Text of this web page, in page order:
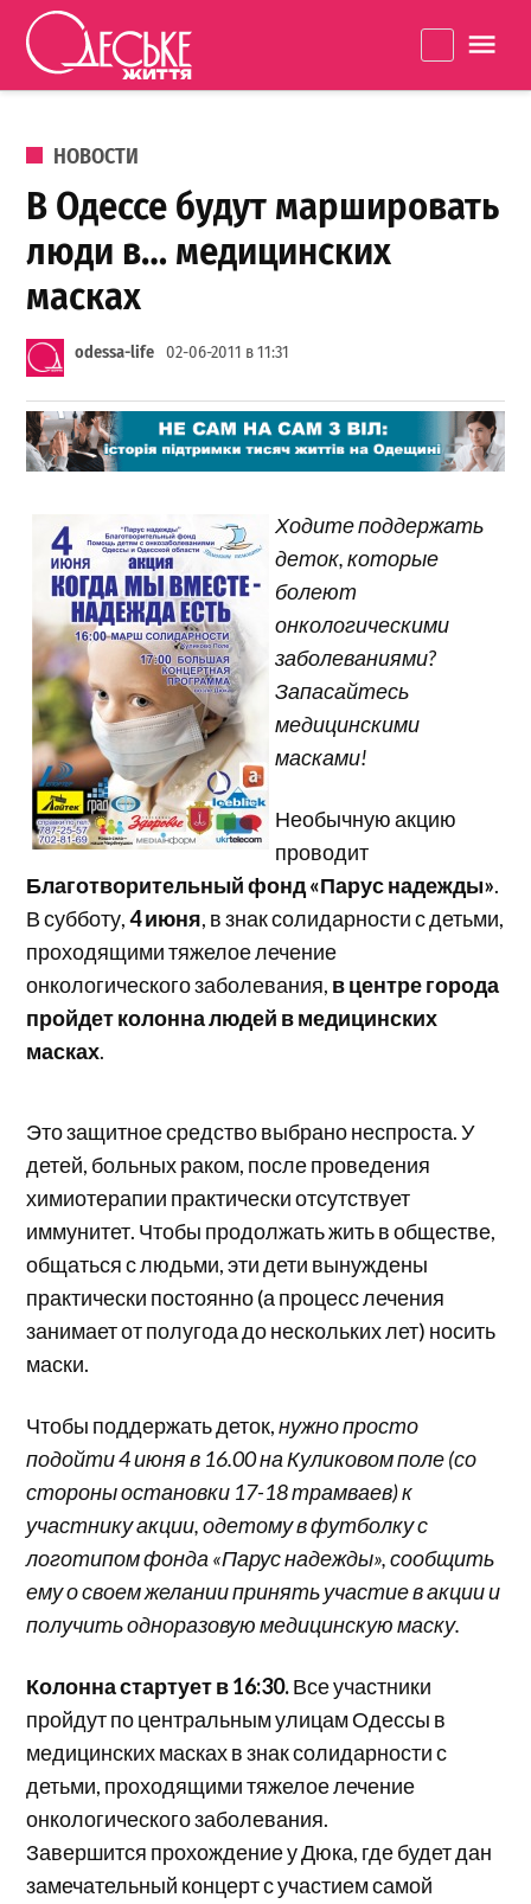
Перейти к содержанию
життя
ОПУБЛИКОВАНО В
НОВОСТИ
В Одессе будут маршировать
люди в… медицинских
масках
odessa-life 02-06-2011 в 11:31
Ходите поддержать
деток, которые
болеют
онкологическими
заболеваниями?
Запасайтесь
медицинскими
масками!
Необычную акцию
проводит
Благотворительный фонд «Парус надежды».
В субботу,4 июня, в знак солидарности с детьми,
проходящими тяжелое лечение
онкологического заболевания, в центре города
пройдет колонна людей в медицинских
масках.
Это защитное средство выбрано неспроста. У
детей, больных раком, после проведения
химиотерапии практически отсутствует
иммунитет. Чтобы продолжать жить в обществе,
общаться с людьми, эти дети вынуждены
практически постоянно (а процесс лечения
занимает от полугода до нескольких лет) носить
маски.
Чтобы поддержать деток,нужно просто
подойти 4 июня в 16.00 на Куликовом поле (со
стороны остановки 17-18 трамваев) к
участнику акции, одетому в футболку с
логотипом фонда «Парус надежды», сообщить
ему о своем желании принять участие в акции и
получить одноразовую медицинскую маску.
Колоннастартует в 16:30.Все участники
пройдут по центральным улицам Одессы в
медицинских масках в знак солидарности с
детьми, проходящими тяжелое лечение
онкологического заболевания.
Завершится прохождение у Дюка, где будет дан
замечательный концерт с участием самой